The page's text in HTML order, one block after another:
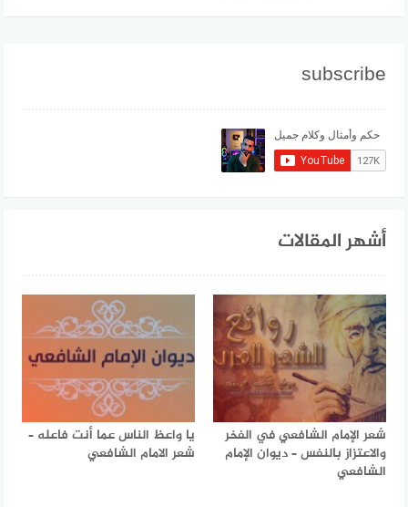
subscribe
أشهر المقالات
شعر الإمام الشافعي في الفخر
والاعتزاز بالنفس – ديوان الإمام
الشافعي
يا واعظ الناس عما أنت فاعله –
شعر الامام الشافعي